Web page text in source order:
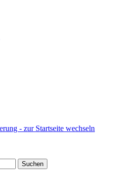
Suchen